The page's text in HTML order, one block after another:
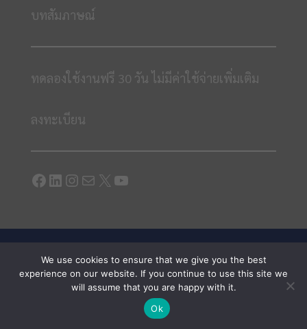
บทสัมภาษณ์
ทดลองใช้งานฟรี 30 วัน ไม่มีค่าใช้จ่ายเพิ่มเติม
ลงทะเบียน
Facebook
LinkedIn
Instagram
Mail
X YouTube
Call Center : 099-505-1007 (Contact Center) ,098-
737-2221 (Support)
We use cookies to ensure that we give you the best
experience on our website. If you continue to use this site we
will assume that you are happy with it.
Ok